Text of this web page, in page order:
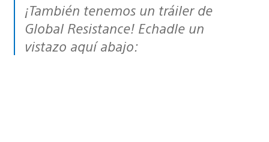
¡También tenemos un tráiler de
Global Resistance! Echadle un
vistazo aquí abajo: